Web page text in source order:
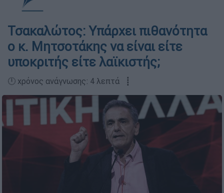
Τσακαλώτος: Υπάρχει πιθανότητα
ο κ. Μητσοτάκης να είναι είτε
υποκριτής είτε λαϊκιστής;
🕛 χρόνος ανάγνωσης: 4 λεπτά ┋